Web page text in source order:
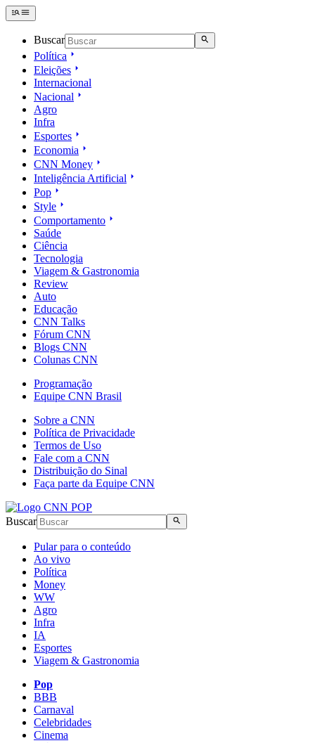
Buscar
Política
Eleições
Internacional
Nacional
Agro
Infra
Esportes
Economia
CNN Money
Inteligência Artificial
Pop
Style
Comportamento
Saúde
Ciência
Tecnologia
Viagem & Gastronomia
Review
Auto
Educação
CNN Talks
Fórum CNN
Blogs CNN
Colunas CNN
Programação
Equipe CNN Brasil
Sobre a CNN
Política de Privacidade
Termos de Uso
Fale com a CNN
Distribuição do Sinal
Faça parte da Equipe CNN
Buscar
Pular para o conteúdo
Ao vivo
Política
Money
WW
Agro
Infra
IA
Esportes
Viagem & Gastronomia
Pop
BBB
Carnaval
Celebridades
Cinema